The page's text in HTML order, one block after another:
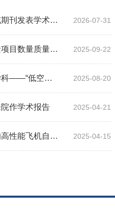
自动化学院在仪器仪表领域权威期刊发表学术论文 2026-07-31
科研立项攀高峰！我院三大基金项目数量质量双突破 2025-09-22
自动化学院获批自主设置交叉学科——“低空技术与工程” 2025-08-20
作学术报告 2025-04-21
学术讲座：面向实际工程需求的高性能飞机自适应参数估... 2025-04-15